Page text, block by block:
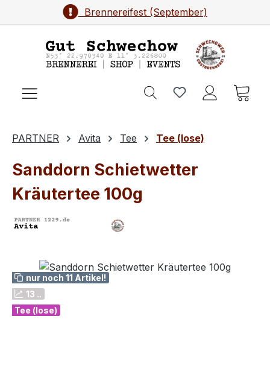
Zum Hauptinhalt springenBrennereifest (September)
PARTNER Avita Tee Tee (lose)
Sanddorn Schietwetter
Kräutertee 100g
Bildergalerie überspringen
nur noch 11 Artikel!
13 ..
Tee (lose)